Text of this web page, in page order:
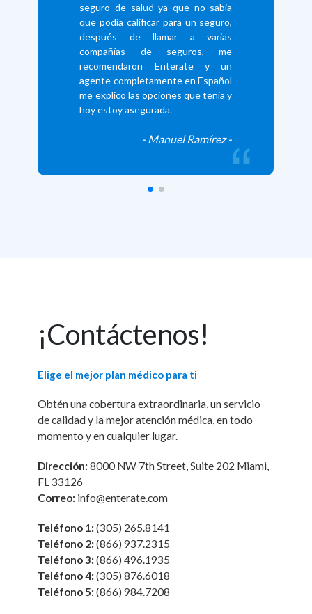
seguro de salud ya que no sabia
que podia calificar para un seguro,
después de llamar a varias
compañías de seguros, me
recomendaron Enterate y un
agente completamente en Español
me explico las opciones que tenia y
hoy estoy asegurada.
- Manuel Ramírez -
¡Contáctenos!
Elige el mejor plan médico para ti
Obtén una cobertura extraordinaria, un servicio
de calidad y la mejor atención médica, en todo
momento y en cualquier lugar.
Dirección:8000 NW 7th Street, Suite 202 Miami,
FL 33126
Correo: info@enterate.com
Teléfono 1:(305) 265.8141
Teléfono 2:(866) 937.2315
Teléfono 3:(866) 496.1935
Teléfono 4:(305) 876.6018
Teléfono 5:(866) 984.7208